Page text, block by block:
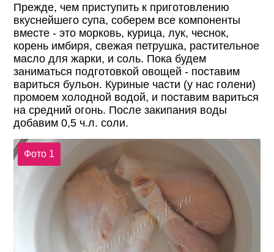
Прежде, чем приступить к приготовлению
вкуснейшего супа, соберем все компоненты
вместе - это морковь, курица, лук, чеснок,
корень имбиря, свежая петрушка, растительное
масло для жарки, и соль. Пока будем
заниматься подготовкой овощей - поставим
вариться бульон. Куриные части (у нас голени)
промоем холодной водой, и поставим вариться
на средний огонь. После закипания воды
добавим 0,5 ч.л. соли.
Фото 1